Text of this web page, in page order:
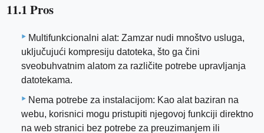
11.1 Pros
Multifunkcionalni alat: Zamzar nudi mnoštvo usluga,
uključujući kompresiju datoteka, što ga čini
sveobuhvatnim alatom za različite potrebe upravljanja
datotekama.
Nema potrebe za instalacijom: Kao alat baziran na
webu, korisnici mogu pristupiti njegovoj funkciji direktno
na web stranici bez potrebe za preuzimanjem ili